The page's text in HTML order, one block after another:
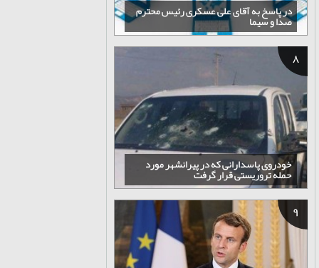
در پاسخ به آقای علی عسکری رئیس محترم
صدا و سیما
8
خودروی پاسدارانی که در پیرانشهر مورد
حمله تروریستی قرار گرفت
9